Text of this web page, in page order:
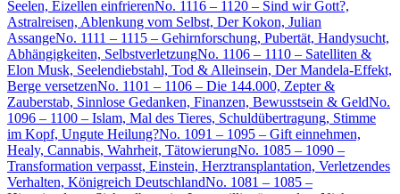
Seelen, Eizellen einfrierenNo. 1116 – 1120 – Sind wir Gott?,
Astralreisen, Ablenkung vom Selbst, Der Kokon, Julian
AssangeNo. 1111 – 1115 – Gehirnforschung, Pubertät, Handysucht,
Abhängigkeiten, SelbstverletzungNo. 1106 – 1110 – Satelliten &
Elon Musk, Seelendiebstahl, Tod & Alleinsein, Der Mandela-Effekt,
Berge versetzenNo. 1101 – 1106 – Die 144.000, Zepter &
Zauberstab, Sinnlose Gedanken, Finanzen, Bewusstsein & GeldNo.
1096 – 1100 – Islam, Mal des Tieres, Schuldübertragung, Stimme
im Kopf, Ungute Heilung?No. 1091 – 1095 – Gift einnehmen,
Healy, Cannabis, Wahrheit, TätowierungNo. 1085 – 1090 –
Transformation verpasst, Einstein, Herztransplantation, Verletzendes
Verhalten, Königreich DeutschlandNo. 1081 – 1085 –